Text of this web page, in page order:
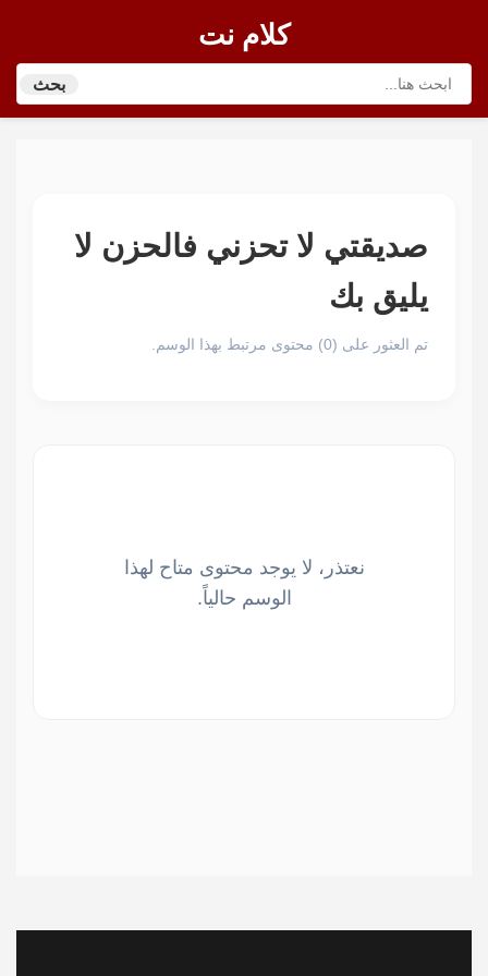
كلام نت
بحث
صديقتي لا تحزني فالحزن لا
يليق بك
تم العثور على (0) محتوى مرتبط بهذا الوسم.
نعتذر، لا يوجد محتوى متاح لهذا
الوسم حالياً.